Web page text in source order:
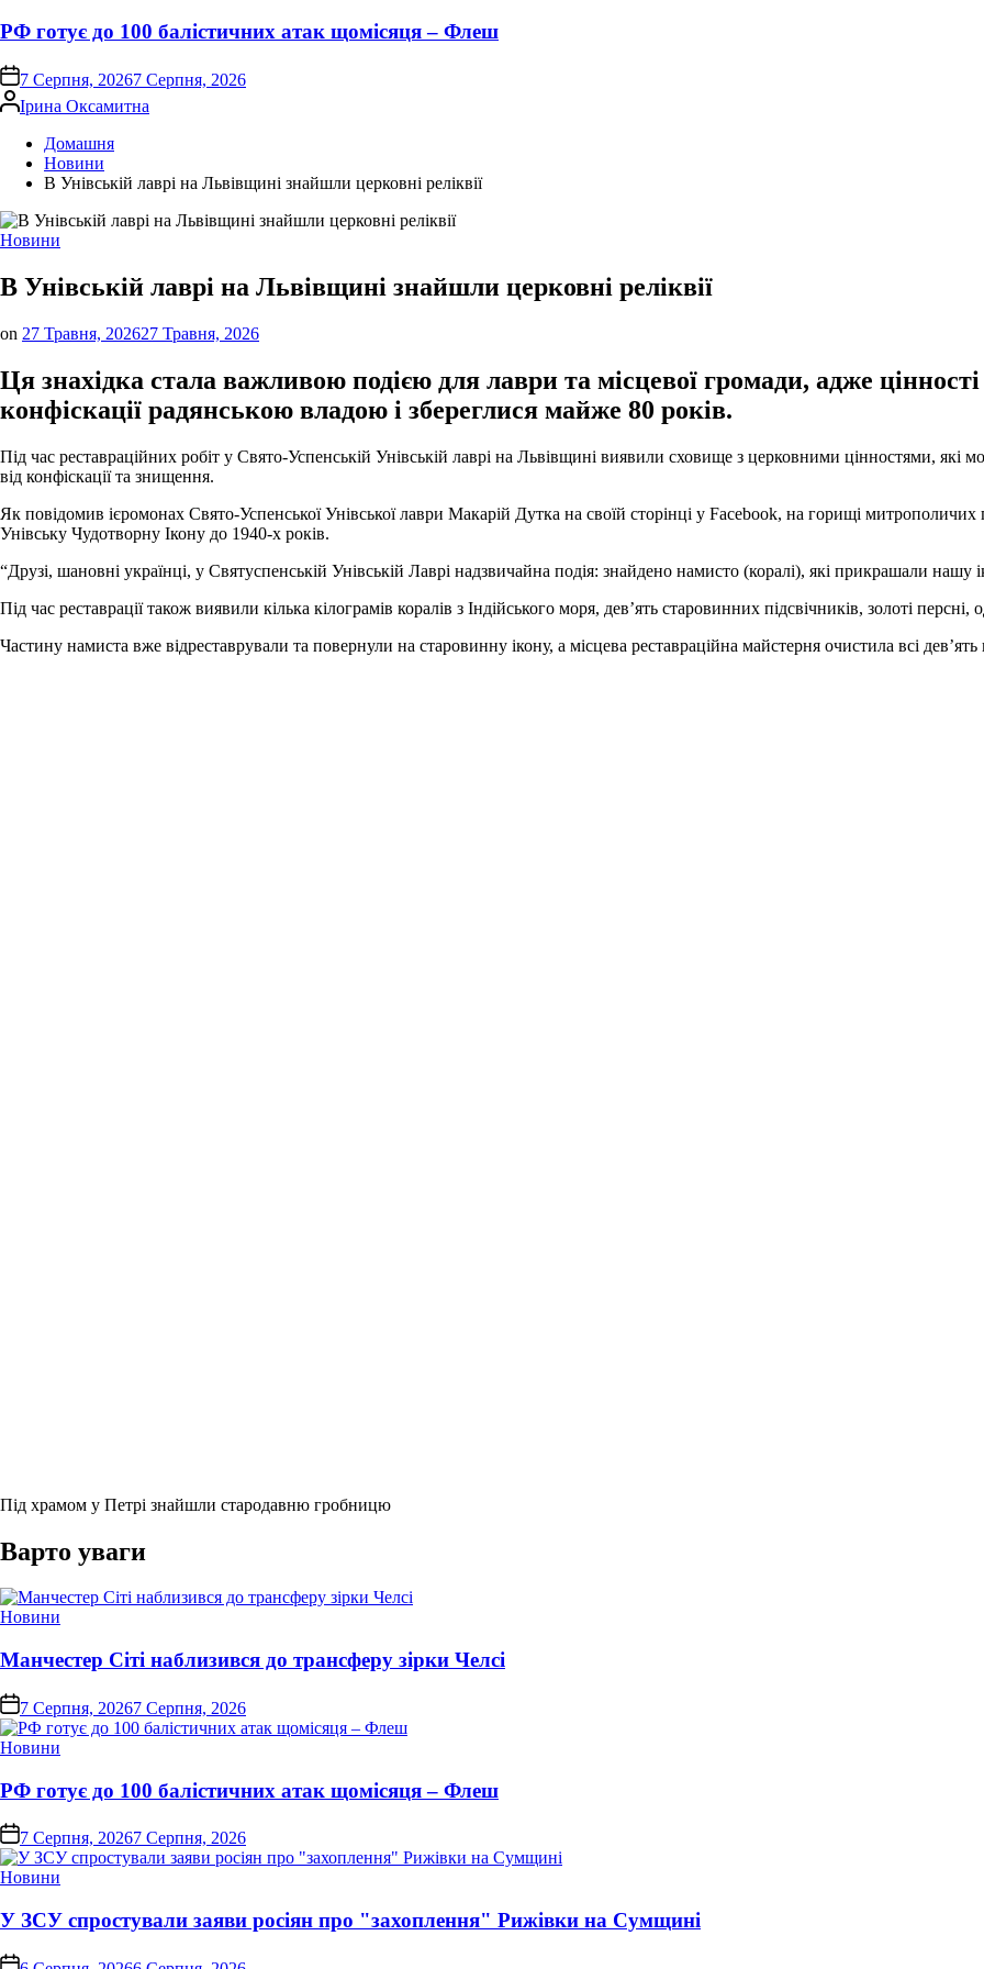
РФ готує до 100 балістичних атак щомісяця – Флеш
on 7 Серпня, 20267 Серпня, 2026
Опубліковано
Ірина Оксамитна
Домашня
Новини
В Унівській лаврі на Львівщині знайшли церковні реліквії
Опублікувати
Новини
В Унівській лаврі на Львівщині знайшли церковні реліквії
on 27 Травня, 202627 Травня, 2026
Ця знахідка стала важливою подією для лаври та місцевої громади, адже
конфіскації радянською владою і збереглися майже 80 років.
Під час реставраційних робіт у Свято-Успенській Унівській лаврі на Львівщині виявили сховище з церковними цінностями, які
від конфіскації та знищення.
Як повідомив ієромонах Свято-Успенської Унівської лаври Макарій Дутка на своїй сторінці у Facebook, на горищі
Унівську Чудотворну Ікону до 1940-х років.
“Друзі, шановні українці, у Святуспенській Унівській Лаврі надзвичайна подія: знайдено намисто (коралі), які прикрашали
Під час реставрації також виявили кілька кілограмів коралів з Індійського моря, дев’ять старовинних підсвічників, золоті
Частину намиста вже відреставрували та повернули на старовинну ікону, а місцева реставраційна майстерня очистила всі дев’ять
Під храмом у Петрі знайшли стародавню гробницю
Варто уваги
Опублікувати
Новини
Манчестер Сіті наблизився до трансферу зірки Челсі
on 7 Серпня, 20267 Серпня, 2026
Опублікувати
Новини
РФ готує до 100 балістичних атак щомісяця – Флеш
on 7 Серпня, 20267 Серпня, 2026
Опублікувати
Новини
У ЗСУ спростували заяви росіян про "захоплення" Рижівки на Сумщині
on